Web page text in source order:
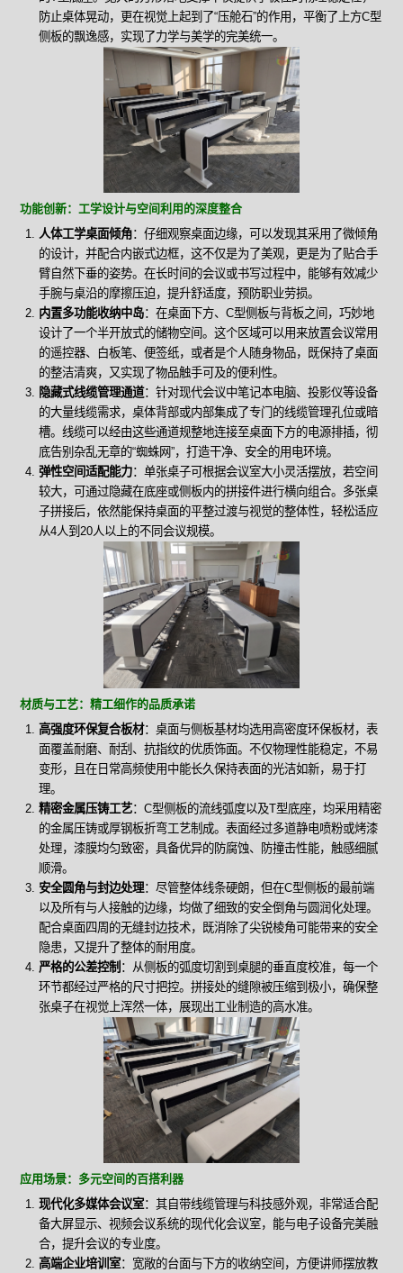
防止桌体晃动，更在视觉上起到了“压舱石”的作用，平衡了上方C型
侧板的飘逸感，实现了力学与美学的完美统一。
功能创新：工学设计与空间利用的深度整合
人体工学桌面倾角：仔细观察桌面边缘，可以发现其采用了微倾角
的设计，并配合内嵌式边框，这不仅是为了美观，更是为了贴合手
臂自然下垂的姿势。在长时间的会议或书写过程中，能够有效减少
手腕与桌沿的摩擦压迫，提升舒适度，预防职业劳损。
内置多功能收纳中岛：在桌面下方、C型侧板与背板之间，巧妙地
设计了一个半开放式的储物空间。这个区域可以用来放置会议常用
的遥控器、白板笔、便签纸，或者是个人随身物品，既保持了桌面
的整洁清爽，又实现了物品触手可及的便利性。
隐藏式线缆管理通道：针对现代会议中笔记本电脑、投影仪等设备
的大量线缆需求，桌体背部或内部集成了专门的线缆管理孔位或暗
槽。线缆可以经由这些通道规整地连接至桌面下方的电源排插，彻
底告别杂乱无章的“蜘蛛网”，打造干净、安全的用电环境。
弹性空间适配能力：单张桌子可根据会议室大小灵活摆放，若空间
较大，可通过隐藏在底座或侧板内的拼接件进行横向组合。多张桌
子拼接后，依然能保持桌面的平整过渡与视觉的整体性，轻松适应
从4人到20人以上的不同会议规模。
材质与工艺：精工细作的品质承诺
高强度环保复合板材：桌面与侧板基材均选用高密度环保板材，表
面覆盖耐磨、耐刮、抗指纹的优质饰面。不仅物理性能稳定，不易
变形，且在日常高频使用中能长久保持表面的光洁如新，易于打
理。
精密金属压铸工艺：C型侧板的流线弧度以及T型底座，均采用精密
的金属压铸或厚钢板折弯工艺制成。表面经过多道静电喷粉或烤漆
处理，漆膜均匀致密，具备优异的防腐蚀、防撞击性能，触感细腻
顺滑。
安全圆角与封边处理：尽管整体线条硬朗，但在C型侧板的最前端
以及所有与人接触的边缘，均做了细致的安全倒角与圆润化处理。
配合桌面四周的无缝封边技术，既消除了尖锐棱角可能带来的安全
隐患，又提升了整体的耐用度。
严格的公差控制 ：从侧板的弧度切割到桌腿的垂直度校准，每一个
环节都经过严格的尺寸把控。拼接处的缝隙被压缩到极小，确保整
张桌子在视觉上浑然一体，展现出工业制造的高水准。
应用场景：多元空间的百搭利器
现代化多媒体会议室：其自带线缆管理与科技感外观，非常适合配
备大屏显示、视频会议系统的现代化会议室，能与电子设备完美融
合，提升会议的专业度。
高端企业培训室：宽敞的台面与下方的收纳空间，方便讲师摆放教